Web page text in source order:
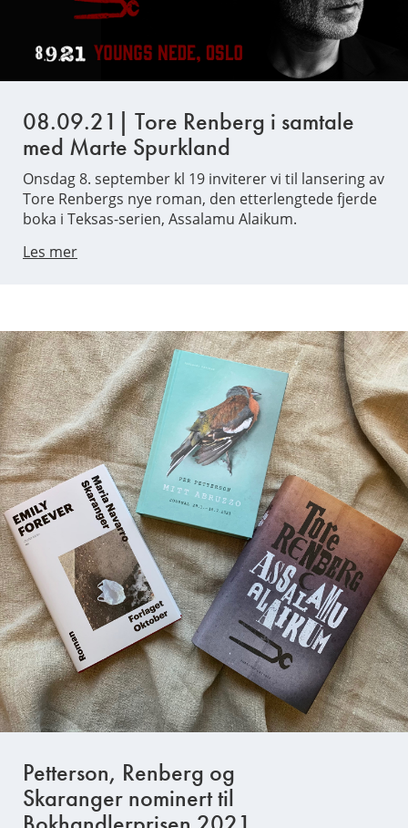
08.09.21| Tore Renberg i samtale
med Marte Spurkland
Onsdag 8. september kl 19 inviterer vi til lansering av
Tore Renbergs nye roman, den etterlengtede fjerde
boka i Teksas-serien, Assalamu Alaikum.
Les mer
Petterson, Renberg og
Skaranger nominert til